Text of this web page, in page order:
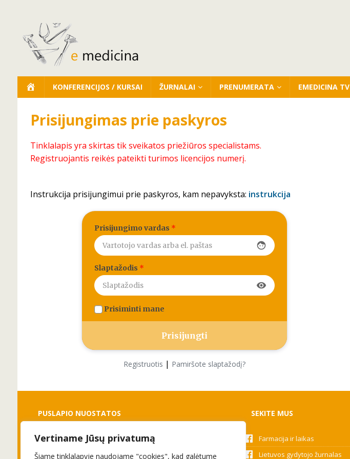
Vertiname Jūsų privatumą
Šiame tinklalapyje naudojame "cookies", kad galėtume
KONFERENCIJOS / KURSAI ŽURNALAI PRENUMERATA EMEDICINA TV
Prisijungimas prie paskyros
Tinklalapis yra skirtas tik sveikatos priežiūros specialistams.
Registruojantis reikės pateikti turimos licencijos numerį.
Instrukcija prisijungimui prie paskyros, kam nepavyksta: instrukcija
Prisijungimo vardas *
face
Slaptažodis *
visibility
Prisiminti mane
Registruotis | Pamiršote slaptažodį?
PUSLAPIO NUOSTATOS
Slapukai
Privatumo politika
SEKITE MUS
Farmacija ir laikas
Lietuvos gydytojo žurnalas